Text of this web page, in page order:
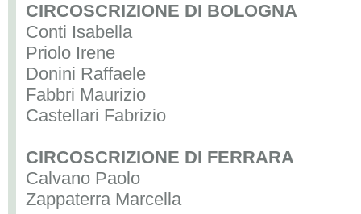
CIRCOSCRIZIONE DI BOLOGNA
Conti Isabella
Priolo Irene
Donini Raffaele
Fabbri Maurizio
Castellari Fabrizio
CIRCOSCRIZIONE DI FERRARA
Calvano Paolo
Zappaterra Marcella